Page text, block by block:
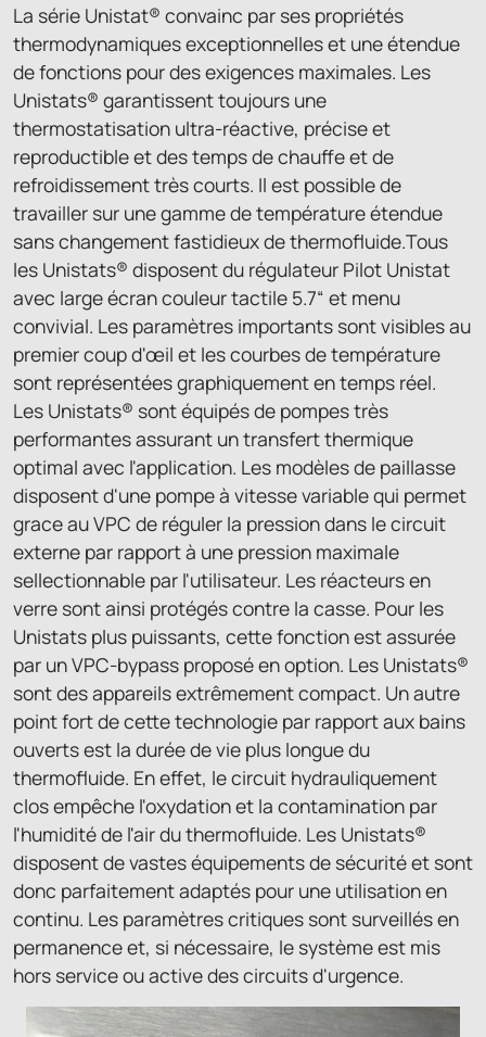
La série Unistat® convainc par ses propriétés
thermodynamiques exceptionnelles et une étendue
de fonctions pour des exigences maximales. Les
Unistats® garantissent toujours une
thermostatisation ultra-réactive, précise et
reproductible et des temps de chauffe et de
refroidissement très courts. Il est possible de
travailler sur une gamme de température étendue
sans changement fastidieux de thermofluide.Tous
les Unistats® disposent du régulateur Pilot Unistat
avec large écran couleur tactile 5.7“ et menu
convivial. Les paramètres importants sont visibles au
premier coup d'œil et les courbes de température
sont représentées graphiquement en temps réel.
Les Unistats® sont équipés de pompes très
performantes assurant un transfert thermique
optimal avec l'application. Les modèles de paillasse
disposent d'une pompe à vitesse variable qui permet
grace au VPC de réguler la pression dans le circuit
externe par rapport à une pression maximale
sellectionnable par l'utilisateur. Les réacteurs en
verre sont ainsi protégés contre la casse. Pour les
Unistats plus puissants, cette fonction est assurée
par un VPC-bypass proposé en option. Les Unistats®
sont des appareils extrêmement compact. Un autre
point fort de cette technologie par rapport aux bains
ouverts est la durée de vie plus longue du
thermofluide. En effet, le circuit hydrauliquement
clos empêche l'oxydation et la contamination par
l'humidité de l'air du thermofluide. Les Unistats®
disposent de vastes équipements de sécurité et sont
donc parfaitement adaptés pour une utilisation en
continu. Les paramètres critiques sont surveillés en
permanence et, si nécessaire, le système est mis
hors service ou active des circuits d'urgence.